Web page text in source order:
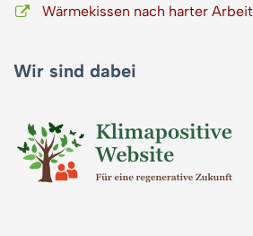
Wärmekissen nach harter Arbeit
Wir sind dabei